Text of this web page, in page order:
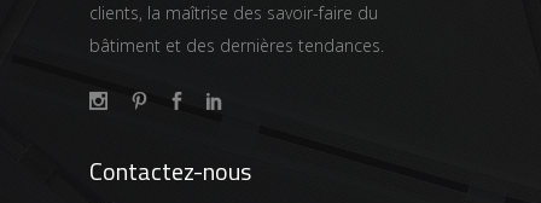
clients, la maîtrise des savoir-faire du
bâtiment et des dernières tendances.
Contactez-nous